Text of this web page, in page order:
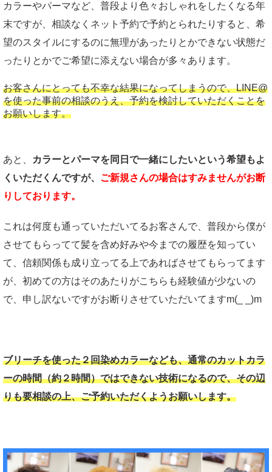
カラーやパーマなど、普段より色々おしゃれをしたくなる年
末ですが、相談なくネット予約で予約とられたりすると、希
望のスタイルにするのに無理があったりとかできない状態だ
ったりとかでご希望に添えない場合が多々あります。
お客さんにとっても不幸な結果になってしまうので、LINE@
を使った事前の相談のうえ、予約を検討していただくことを
お願いします。
あと、
カラーとパーマを同日で一緒にしたいという希望もよ
くいただくんですが、 ご新規さんの場合はすみませんがお断
りしております。
これは何度も通っていただいてるお客さんで、普段から僕が
させてもらってて髪を含め好みや今までの履歴を知ってい
て、信頼関係も成り立ってる上であればさせてもらってます
が、初めての方はそのあたりがこちらも経験値が少ないの
で、申し訳ないですがお断りさせていただいてますm(_ _)m
ブリーチを使った２回染めカラーなども、通常のカットカラ
ーの時間（約２時間）ではできない技術になるので、その辺
りも要相談の上、ご予約いただくようお願いします。